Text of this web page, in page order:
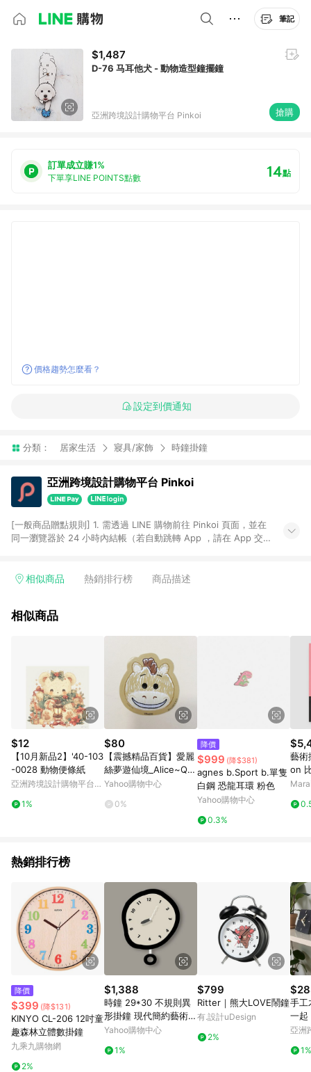
筆記
$1,487
D-76 马耳他犬 - 動物造型鐘擺鐘
亞洲跨境設計購物平台 Pinkoi 搶購
訂單成立賺1%
下單享LINE POINTS點數 14點
價格趨勢怎麼看？
設定到價通知
分類： 居家生活 寢具/家飾 時鐘掛鐘
亞洲跨境設計購物平台 Pinkoi
[一般商品贈點規則] 1. 需透過 LINE 購物前往 Pinkoi 頁面，並在
同一瀏覽器於 24 小時內結帳（若自動跳轉 App ，請在 App 交
回饋訂單不得享有 Pinkoi 站方優惠，例如首購優惠，P coins，
行為，不具贈點資格，部分退款不在此限。 6. APP 請更新至
運費，攤位費等不具贈點資格。 9. LINE 購物站上之商品規格、
顏色、價位、贈品如與 Pinkoi 商品資訊頁及購物車不符，以
Pinkoi 購物商品資訊頁及購物車標示為準。 10. 點數紅包使用規
則請以點數紅包活動說明為準。 11. 若於 LINE 購物前往 Pinkoi
頁面後才首次下載 Pinkoi APP 並完成訂單，不符合導購資格；承
上，首次下載 Pinkoi APP 後，需透過 LINE 購物前往 Pinkoi 頁
面，方享導購資格。
相似商品 熱銷排行榜 商品描述
相似商品
$12
【10月新品2】'40-103
-0028 動物便條紙
亞洲跨境設計購物平台
1%
$80
【震撼精品百貨】愛麗
絲夢遊仙境_Alice~Q版
貼紙--2入-紅心
Yahoo購物中心
0%
降價
$999 (降$381)
agnes b.Sport b.單隻
白鋼 恐龍耳環 粉色
Yahoo購物中心
0.3%
藝術
on
鋁框
熱銷排行榜
降價
$399 (降$131)
KINYO CL-206 12吋童
趣森林立體數掛鐘
九乘九購物網
2%
$1,388
時鐘 29*30 不規則異
形掛鐘 現代簡約藝術
創意鐘錶 客廳臥室壁掛
Yahoo購物中心
1%
$799
Ritter｜熊大LOVE鬧鐘
有.設計uDesign
2%
手工
一起
亞洲
1%